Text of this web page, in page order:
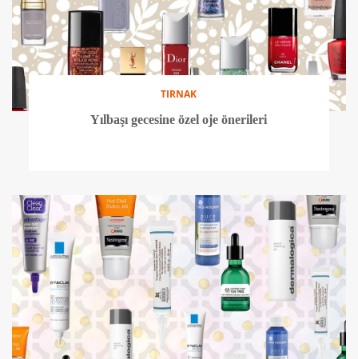
TIRNAK
Yılbaşı gecesine özel oje önerileri